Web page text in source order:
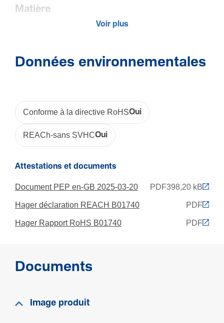
Matière
Trai­te­ment
Code RAL
9010
IK08
Classe de protection (IP)
Convient pour l'in­té­grité fonc­tion­nelle selon DIN4102-
Voir plus
Données environnementales
Conforme à la directive RoHSOui
REACh-sans SVHCOui
Attestations et documents
Document PEP en-GB 2025-03-20 PDF398,20 kB
Hager déclaration REACH B01740 PDF
Hager Rapport RoHS B01740 PDF
Documents
Image produit